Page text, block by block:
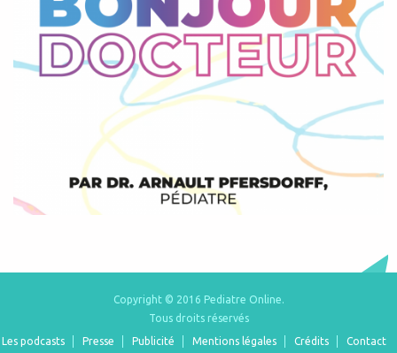
Copyright © 2016 Pediatre Online.
Tous droits réservés
Les podcasts
Presse Publicité Mentions légales Crédits Contact